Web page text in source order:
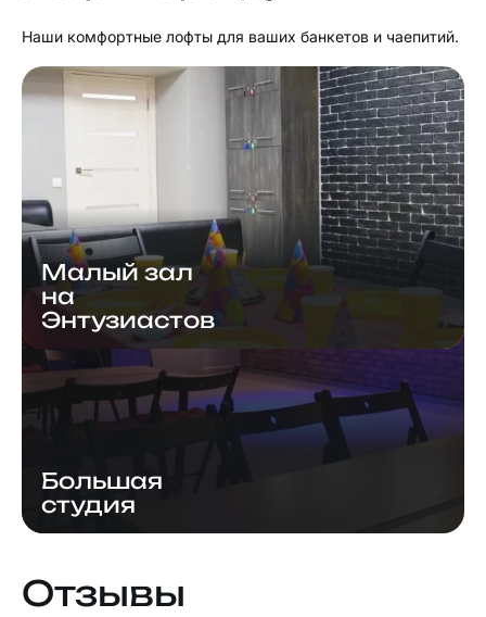
Наши комфортные лофты для ваших банкетов и чаепитий.
Большая
студия
Малый зал
на
Энтузиастов
Отзывы